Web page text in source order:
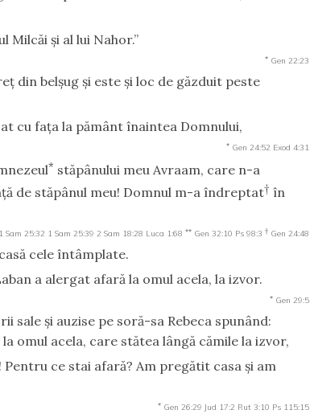
Milcăi şi al lui Nahor.”
* Gen 22:23
din belşug şi este şi loc de găzduit peste
cu faţa la pământ înaintea Domnului,
* Gen 24:52 Exod 4:31
* stăpânului meu Avraam, care n-a
de stăpânul meu! Domnul m-a îndreptat† în
1 Sam 25:32 1 Sam 25:39 2 Sam 18:28 Luca 1:68 ** Gen 32:10 Ps 98:3 † Gen 24:48
cele întâmplate.
a alergat afară la omul acela, la izvor.
* Gen 29:5
sale şi auzise pe soră-sa Rebeca spunând:
omul acela, care stătea lângă cămile la izvor,
Pentru ce stai afară? Am pregătit casa şi am
* Gen 26:29 Jud 17:2 Rut 3:10 Ps 115:15